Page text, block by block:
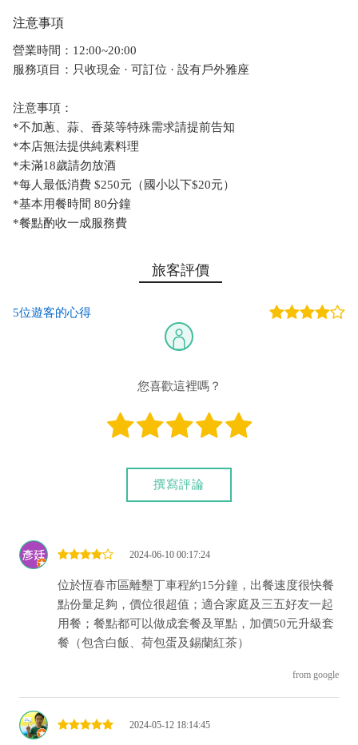
注意事項
營業時間：12:00~20:00
服務項目：只收現金 · 可訂位 · 設有戶外雅座
注意事項：
*不加蔥、蒜、香菜等特殊需求請提前告知
*本店無法提供純素料理
*未滿18歲請勿放酒
*每人最低消費 $250元（國小以下$20元）
*基本用餐時間 80分鐘
*餐點酌收一成服務費
旅客評價
5位遊客的心得
您喜歡這裡嗎？
撰寫評論
2024-06-10 00:17:24
位於恆春市區離墾丁車程約15分鐘，出餐速度很快餐
點份量足夠，價位很超值；適合家庭及三五好友一起
用餐；餐點都可以做成套餐及單點，加價50元升級套
餐（包含白飯、荷包蛋及錫蘭紅茶）
from google
2024-05-12 18:14:45